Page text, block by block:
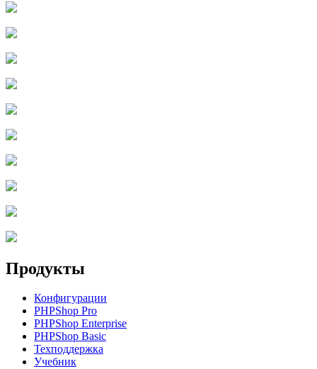
Продукты
Конфигурации
PHPShop Pro
PHPShop Enterprise
PHPShop Basic
Техподдержка
Учебник